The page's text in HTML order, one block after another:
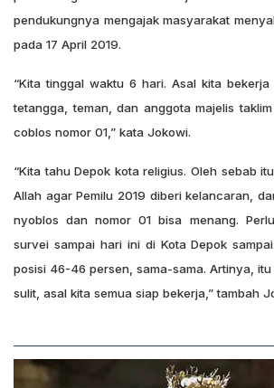
pendukungnya mengajak masyarakat
pada 17 April 2019.
“Kita tinggal waktu 6 hari. Asal kita bekerja
tetangga, teman, dan anggota majelis
coblos nomor 01,” kata Jokowi.
“Kita tahu Depok kota religius. Oleh sebab
Allah agar Pemilu 2019 diberi kelancaran,
nyoblos dan nomor 01 bisa menang.
survei sampai hari ini di Kota Depok
posisi 46-46 persen, sama-sama. Artinya,
sulit, asal kita semua siap bekerja,” tambah